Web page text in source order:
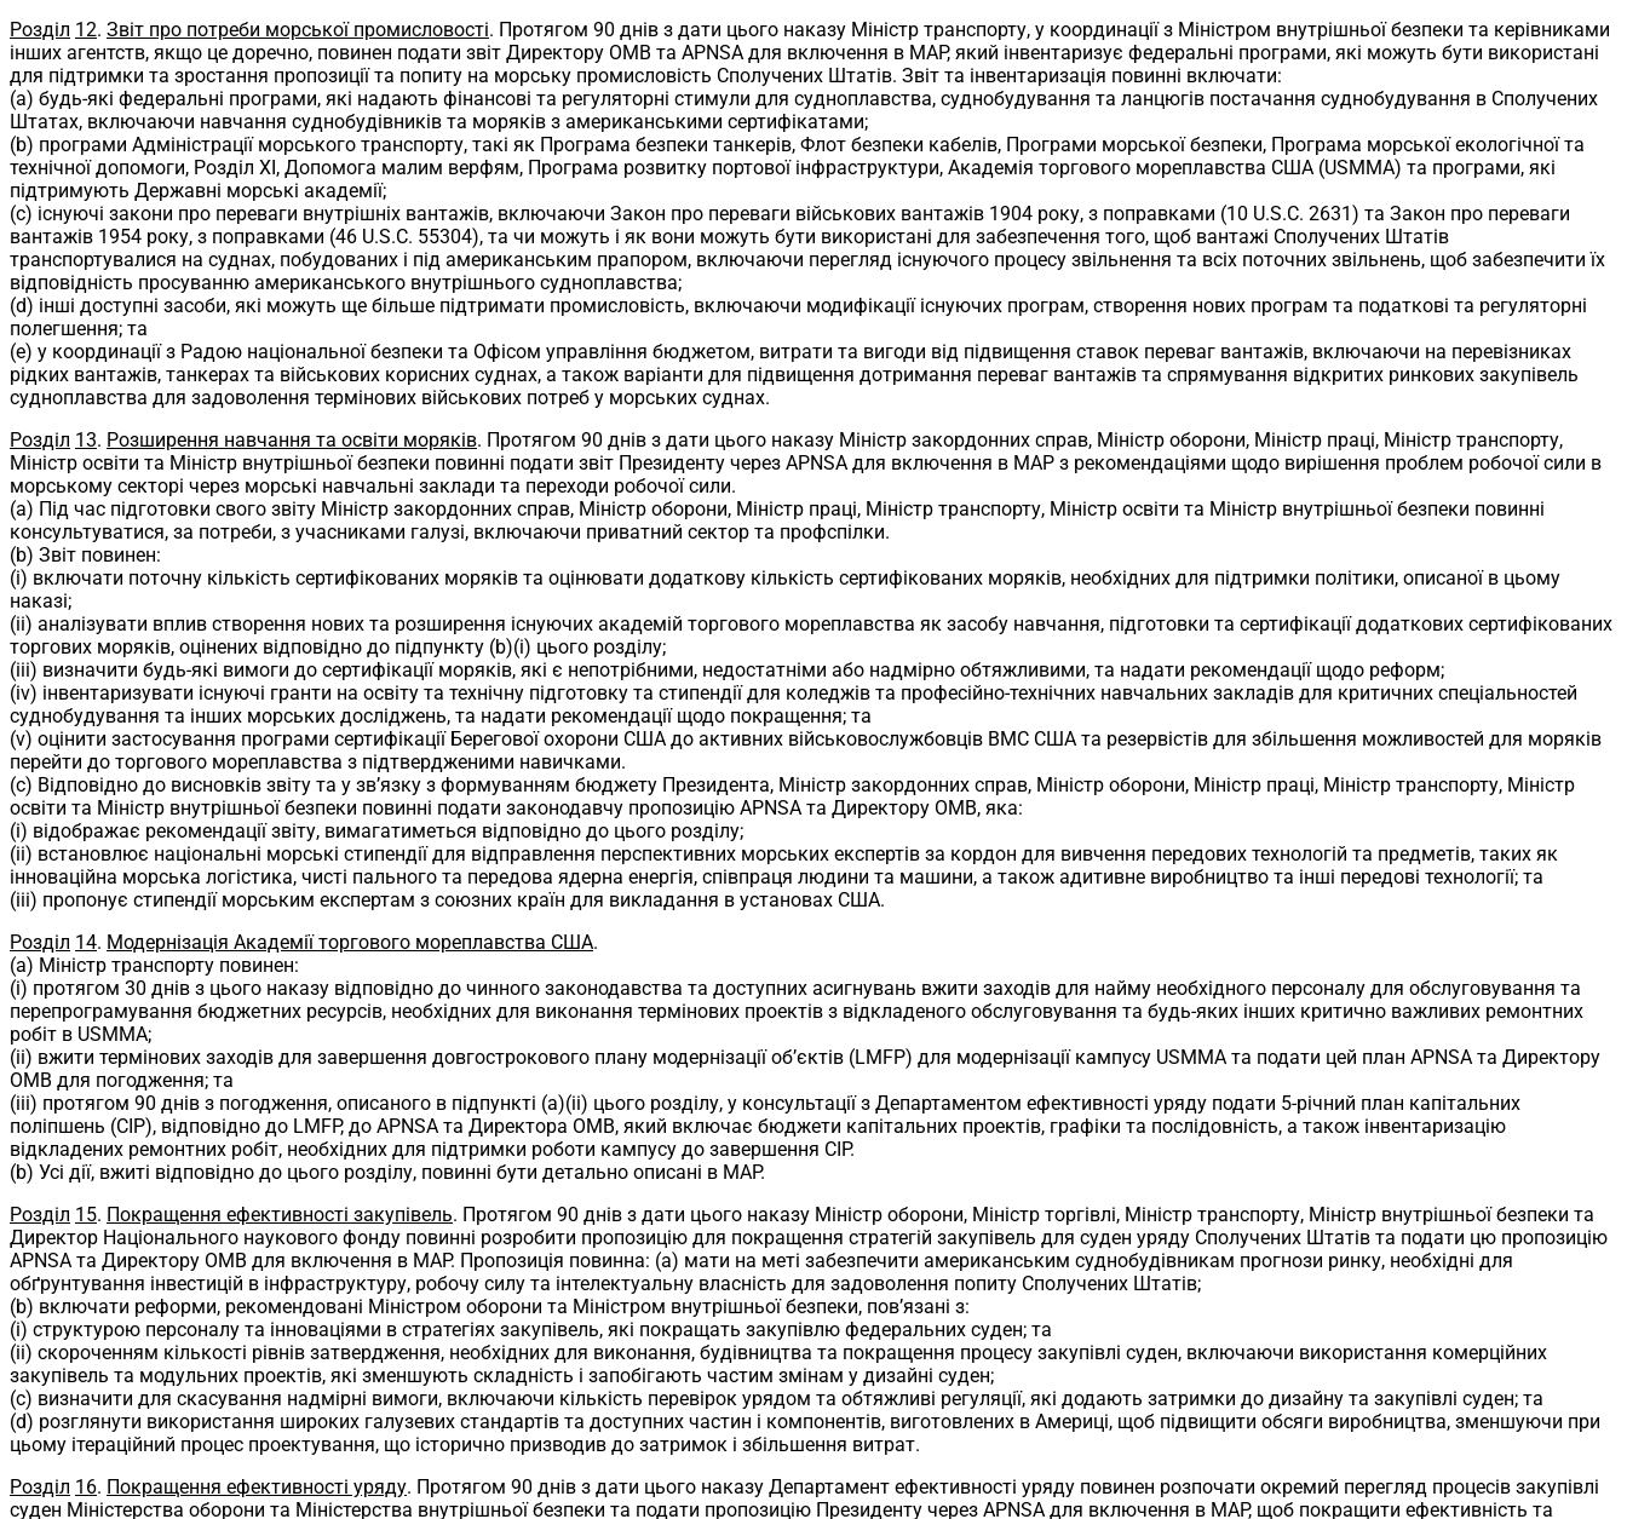
Розділ 12. Звіт про потреби морської промисловості. Протягом 90 днів з дати цього наказу Міністр транспорту, у координації з Міністром внутрішньої безпеки та керівниками
інших агентств, якщо це доречно, повинен подати звіт Директору OMB та APNSA для включення в MAP, який інвентаризує федеральні програми, які можуть бути використані
для підтримки та зростання пропозиції та попиту на морську промисловість Сполучених Штатів. Звіт та інвентаризація повинні включати:
(a) будь-які федеральні програми, які надають фінансові та регуляторні стимули для судноплавства, суднобудування та ланцюгів постачання суднобудування в Сполучених
Штатах, включаючи навчання суднобудівників та моряків з американськими сертифікатами;
(b) програми Адміністрації морського транспорту, такі як Програма безпеки танкерів, Флот безпеки кабелів, Програми морської безпеки, Програма морської екологічної та
технічної допомоги, Розділ XI, Допомога малим верфям, Програма розвитку портової інфраструктури, Академія торгового мореплавства США (USMMA) та програми, які
підтримують Державні морські академії;
(c) існуючі закони про переваги внутрішніх вантажів, включаючи Закон про переваги військових вантажів 1904 року, з поправками (10 U.S.C. 2631) та Закон про переваги
вантажів 1954 року, з поправками (46 U.S.C. 55304), та чи можуть і як вони можуть бути використані для забезпечення того, щоб вантажі Сполучених Штатів
транспортувалися на суднах, побудованих і під американським прапором, включаючи перегляд існуючого процесу звільнення та всіх поточних звільнень, щоб забезпечити їх
відповідність просуванню американського внутрішнього судноплавства;
(d) інші доступні засоби, які можуть ще більше підтримати промисловість, включаючи модифікації існуючих програм, створення нових програм та податкові та регуляторні
полегшення; та
(e) у координації з Радою національної безпеки та Офісом управління бюджетом, витрати та вигоди від підвищення ставок переваг вантажів, включаючи на перевізниках
рідких вантажів, танкерах та військових корисних суднах, а також варіанти для підвищення дотримання переваг вантажів та спрямування відкритих ринкових закупівель
судноплавства для задоволення термінових військових потреб у морських суднах.
Розділ 13. Розширення навчання та освіти моряків. Протягом 90 днів з дати цього наказу Міністр закордонних справ, Міністр оборони, Міністр праці, Міністр транспорту,
Міністр освіти та Міністр внутрішньої безпеки повинні подати звіт Президенту через APNSA для включення в MAP з рекомендаціями щодо вирішення проблем робочої сили в
морському секторі через морські навчальні заклади та переходи робочої сили.
(a) Під час підготовки свого звіту Міністр закордонних справ, Міністр оборони, Міністр праці, Міністр транспорту, Міністр освіти та Міністр внутрішньої безпеки повинні
консультуватися, за потреби, з учасниками галузі, включаючи приватний сектор та профспілки.
(b) Звіт повинен:
(i) включати поточну кількість сертифікованих моряків та оцінювати додаткову кількість сертифікованих моряків, необхідних для підтримки політики, описаної в цьому
наказі;
(ii) аналізувати вплив створення нових та розширення існуючих академій торгового мореплавства як засобу навчання, підготовки та сертифікації додаткових сертифікованих
торгових моряків, оцінених відповідно до підпункту (b)(i) цього розділу;
(iii) визначити будь-які вимоги до сертифікації моряків, які є непотрібними, недостатніми або надмірно обтяжливими, та надати рекомендації щодо реформ;
(iv) інвентаризувати існуючі гранти на освіту та технічну підготовку та стипендії для коледжів та професійно-технічних навчальних закладів для критичних спеціальностей
суднобудування та інших морських досліджень, та надати рекомендації щодо покращення; та
(v) оцінити застосування програми сертифікації Берегової охорони США до активних військовослужбовців ВМС США та резервістів для збільшення можливостей для моряків
перейти до торгового мореплавства з підтвердженими навичками.
(c) Відповідно до висновків звіту та у зв’язку з формуванням бюджету Президента, Міністр закордонних справ, Міністр оборони, Міністр праці, Міністр транспорту, Міністр
освіти та Міністр внутрішньої безпеки повинні подати законодавчу пропозицію APNSA та Директору OMB, яка:
(i) відображає рекомендації звіту, вимагатиметься відповідно до цього розділу;
(ii) встановлює національні морські стипендії для відправлення перспективних морських експертів за кордон для вивчення передових технологій та предметів, таких як
інноваційна морська логістика, чисті пального та передова ядерна енергія, співпраця людини та машини, а також адитивне виробництво та інші передові технології; та
(iii) пропонує стипендії морським експертам з союзних країн для викладання в установах США.
Розділ 14. Модернізація Академії торгового мореплавства США.
(a) Міністр транспорту повинен:
(i) протягом 30 днів з цього наказу відповідно до чинного законодавства та доступних асигнувань вжити заходів для найму необхідного персоналу для обслуговування та
перепрограмування бюджетних ресурсів, необхідних для виконання термінових проектів з відкладеного обслуговування та будь-яких інших критично важливих ремонтних
робіт в USMMA;
(ii) вжити термінових заходів для завершення довгострокового плану модернізації об’єктів (LMFP) для модернізації кампусу USMMA та подати цей план APNSA та Директору
OMB для погодження; та
(iii) протягом 90 днів з погодження, описаного в підпункті (a)(ii) цього розділу, у консультації з Департаментом ефективності уряду подати 5-річний план капітальних
поліпшень (CIP), відповідно до LMFP, до APNSA та Директора OMB, який включає бюджети капітальних проектів, графіки та послідовність, а також інвентаризацію
відкладених ремонтних робіт, необхідних для підтримки роботи кампусу до завершення CIP.
(b) Усі дії, вжиті відповідно до цього розділу, повинні бути детально описані в MAP.
Розділ 15. Покращення ефективності закупівель. Протягом 90 днів з дати цього наказу Міністр оборони, Міністр торгівлі, Міністр транспорту, Міністр внутрішньої безпеки та
Директор Національного наукового фонду повинні розробити пропозицію для покращення стратегій закупівель для суден уряду Сполучених Штатів та подати цю пропозицію
APNSA та Директору OMB для включення в MAP. Пропозиція повинна: (a) мати на меті забезпечити американським суднобудівникам прогнози ринку, необхідні для
обґрунтування інвестицій в інфраструктуру, робочу силу та інтелектуальну власність для задоволення попиту Сполучених Штатів;
(b) включати реформи, рекомендовані Міністром оборони та Міністром внутрішньої безпеки, пов’язані з:
(i) структурою персоналу та інноваціями в стратегіях закупівель, які покращать закупівлю федеральних суден; та
(ii) скороченням кількості рівнів затвердження, необхідних для виконання, будівництва та покращення процесу закупівлі суден, включаючи використання комерційних
закупівель та модульних проектів, які зменшують складність і запобігають частим змінам у дизайні суден;
(c) визначити для скасування надмірні вимоги, включаючи кількість перевірок урядом та обтяжливі регуляції, які додають затримки до дизайну та закупівлі суден; та
(d) розглянути використання широких галузевих стандартів та доступних частин і компонентів, виготовлених в Америці, щоб підвищити обсяги виробництва, зменшуючи при
цьому ітераційний процес проектування, що історично призводив до затримок і збільшення витрат.
Розділ 16. Покращення ефективності уряду. Протягом 90 днів з дати цього наказу Департамент ефективності уряду повинен розпочати окремий перегляд процесів закупівлі
суден Міністерства оборони та Міністерства внутрішньої безпеки та подати пропозицію Президенту через APNSA для включення в MAP, щоб покращити ефективність та